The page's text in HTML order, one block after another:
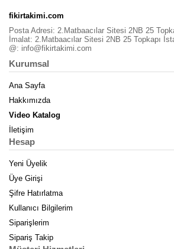
fikirtakimi.com
Posta Adresi: 2.Matbaacılar Sitesi 2NB 25
İmalat: 2.Matbaacılar Sitesi 2NB 25 Topkapı
@: info@fikirtakimi.com
Kurumsal
Ana Sayfa
Hakkımızda
Video Katalog
İletişim
Hesap
Yeni Üyelik
Üye Girişi
Şifre Hatırlatma
Kullanıcı Bilgilerim
Siparişlerim
Sipariş Takip